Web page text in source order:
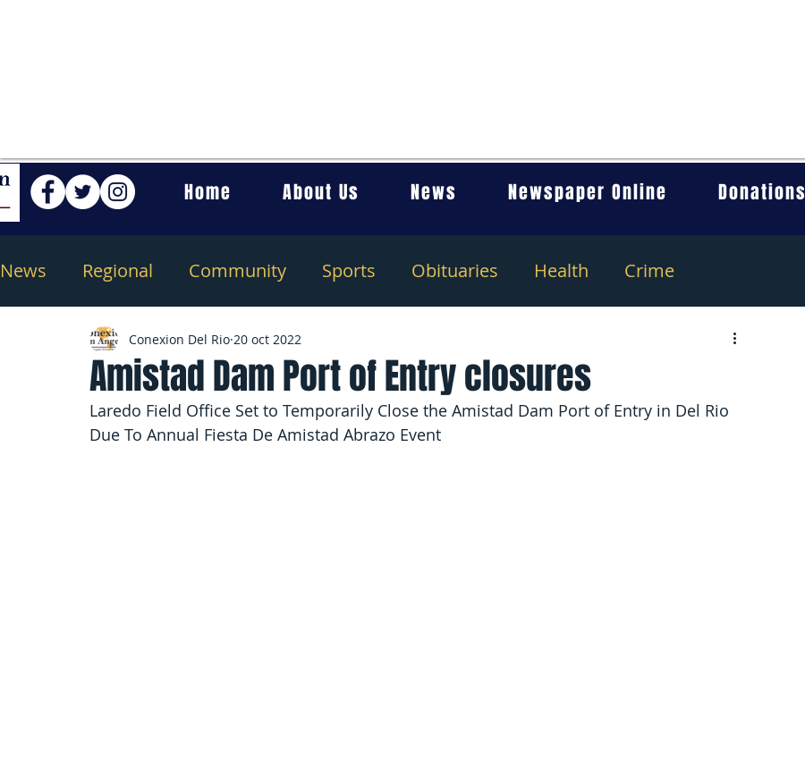
Home About Us News Newspaper Online Donations
News Regional Community Sports Obituaries Health Crime
Amistad Dam Port of Entry closures
Conexion Del Rio 20 oct 2022
Laredo Field Office Set to Temporarily Close the Amistad Dam Port of Entry in Del Rio
Due To Annual Fiesta De Amistad Abrazo Event